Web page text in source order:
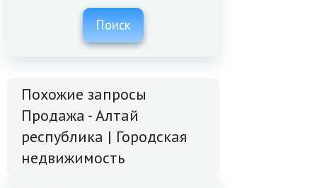
Поиск
Похожие запросы
Продажа - Алтай
республика | Городская
недвижимость